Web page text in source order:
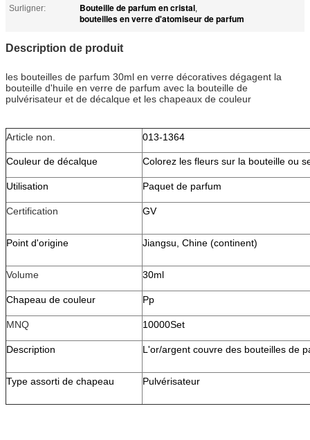
Surligner:
Bouteille de parfum en cristal,
bouteilles en verre d'atomiseur de parfum
Description de produit
les bouteilles de parfum 30ml en verre décoratives dégagent la
bouteille d'huile en verre de parfum avec la bouteille de
pulvérisateur et de décalque et les chapeaux de couleur
Article non. 013-1364
Couleur de décalque Colorez les fleurs sur la bouteille ou
Utilisation Paquet de parfum
Certification GV
Point d'origine Jiangsu, Chine (continent)
Volume 30ml
Chapeau de couleur Pp
MNQ 10000Set
Description L'or/argent couvre des bouteilles de
Type assorti de chapeau Pulvérisateur